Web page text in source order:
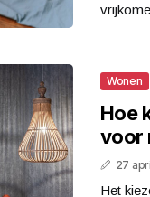
Wonen
Hoe
voor
27
Het